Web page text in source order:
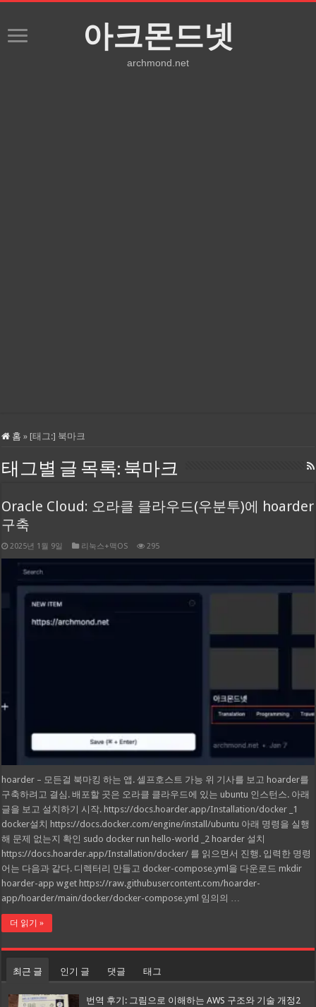
아크몬드넷
archmond.net
홈 » [태그:] 북마크
태그별 글 목록: 북마크
Oracle Cloud: 오라클 클라우드(우분투)에 hoarder
구축
2025년 1월 9일 리눅스+맥OS 295
hoarder – 모든걸 북마킹 하는 앱. 셀프호스트 가능 위 기사를 보고 hoarder를
구축하려고 결심. 배포할 곳은 오라클 클라우드에 있는 ubuntu 인스턴스. 아래
글을 보고 설치하기 시작. https://docs.hoarder.app/Installation/docker _1
docker설치 https://docs.docker.com/engine/install/ubuntu 아래 명령을 실행
해 문제 없는지 확인 sudo docker run hello-world _2 hoarder 설치
https://docs.hoarder.app/Installation/docker/ 를 읽으면서 진행. 입력한 명령
어는 다음과 같다. 디렉터리 만들고 docker-compose.yml을 다운로드 mkdir
hoarder-app wget https://raw.githubusercontent.com/hoarder-
app/hoarder/main/docker/docker-compose.yml 임의의 …
더 읽기 »
최근 글 인기 글 댓글 태그
번역 후기: 그림으로 이해하는 AWS 구조와 기술 개정2